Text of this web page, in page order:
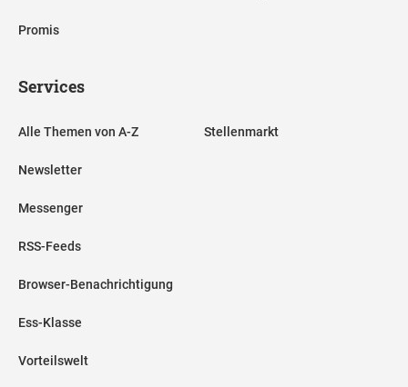
Promis
Services
Alle Themen von A-Z
Newsletter
Messenger
RSS-Feeds
Browser-Benachrichtigung
Ess-Klasse
Vorteilswelt
Stellenmarkt